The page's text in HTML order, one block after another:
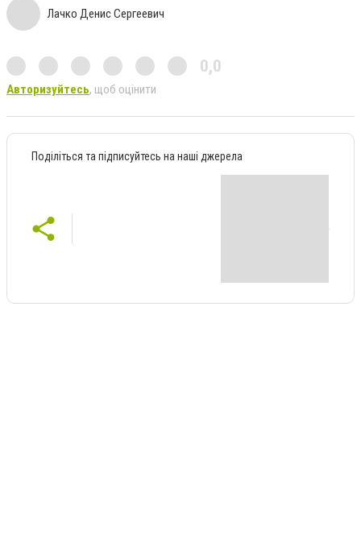
Лачко Денис Сергеевич
0,0
Авторизуйтесь, щоб оцінити
Поділіться та підписуйтесь на наші джерела